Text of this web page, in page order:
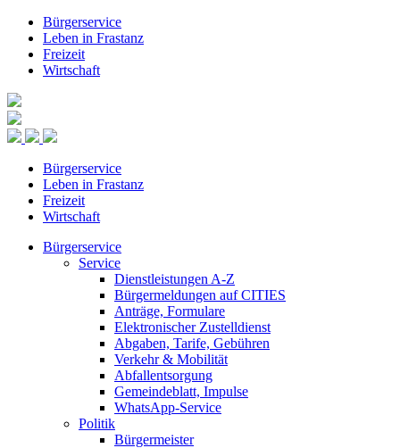
Bürgerservice
Leben in Frastanz
Freizeit
Wirtschaft
Bürgerservice
Leben in Frastanz
Freizeit
Wirtschaft
Bürgerservice
Service
Dienstleistungen A-Z
Bürgermeldungen auf CITIES
Anträge, Formulare
Elektronischer Zustelldienst
Abgaben, Tarife, Gebühren
Verkehr & Mobilität
Abfallentsorgung
Gemeindeblatt, Impulse
WhatsApp-Service
Politik
Bürgermeister